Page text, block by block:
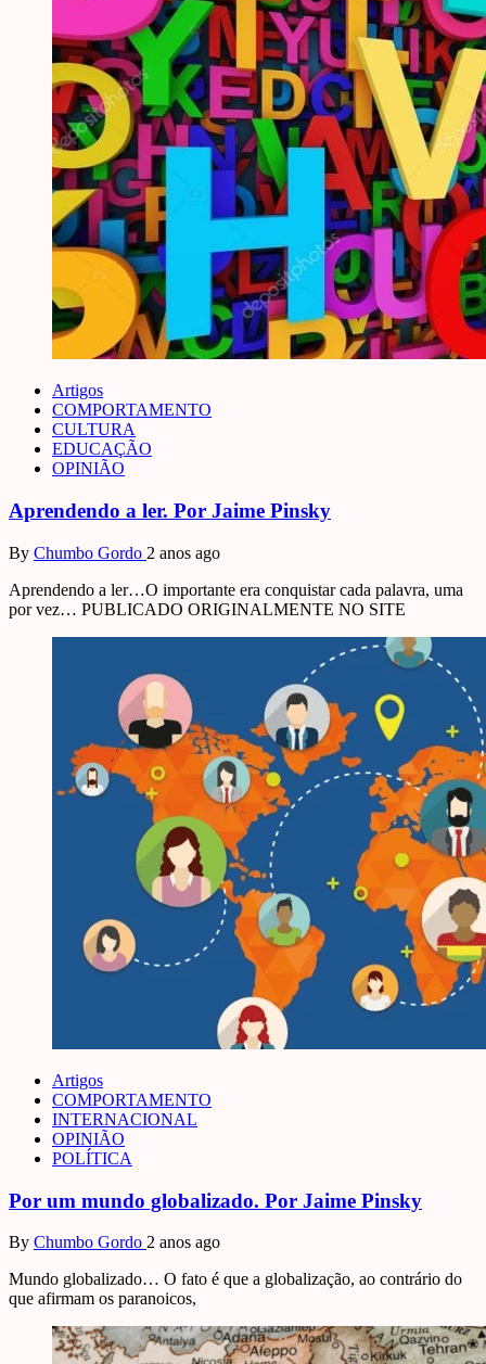
Artigos
COMPORTAMENTO
CULTURA
EDUCAÇÃO
OPINIÃO
Aprendendo a ler. Por Jaime Pinsky
By Chumbo Gordo 2 anos ago
Aprendendo a ler…O importante era conquistar cada palavra, uma
por vez… PUBLICADO ORIGINALMENTE NO SITE
Artigos
COMPORTAMENTO
INTERNACIONAL
OPINIÃO
POLÍTICA
Por um mundo globalizado. Por Jaime Pinsky
By Chumbo Gordo 2 anos ago
Mundo globalizado… O fato é que a globalização, ao contrário do
que afirmam os paranoicos,